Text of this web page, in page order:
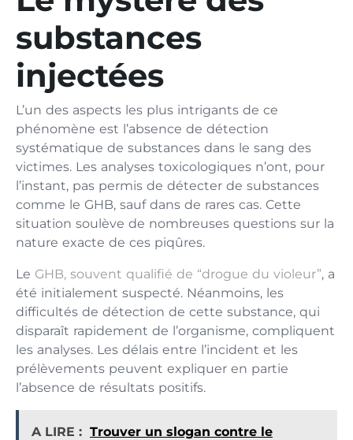
substances
injectées
L’un des aspects les plus intrigants de ce
phénomène est l’absence de détection
systématique de substances dans le sang des
victimes. Les analyses toxicologiques n’ont, pour
l’instant, pas permis de détecter de substances
comme le GHB, sauf dans de rares cas. Cette
situation soulève de nombreuses questions sur la
nature exacte de ces piqûres.
Le GHB, souvent qualifié de “drogue du violeur”, a
été initialement suspecté. Néanmoins, les
difficultés de détection de cette substance, qui
disparaît rapidement de l’organisme, compliquent
les analyses. Les délais entre l’incident et les
prélèvements peuvent expliquer en partie
l’absence de résultats positifs.
A LIRE : Trouver un slogan contre le